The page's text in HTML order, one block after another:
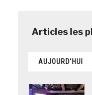
AUJOURD’HUI